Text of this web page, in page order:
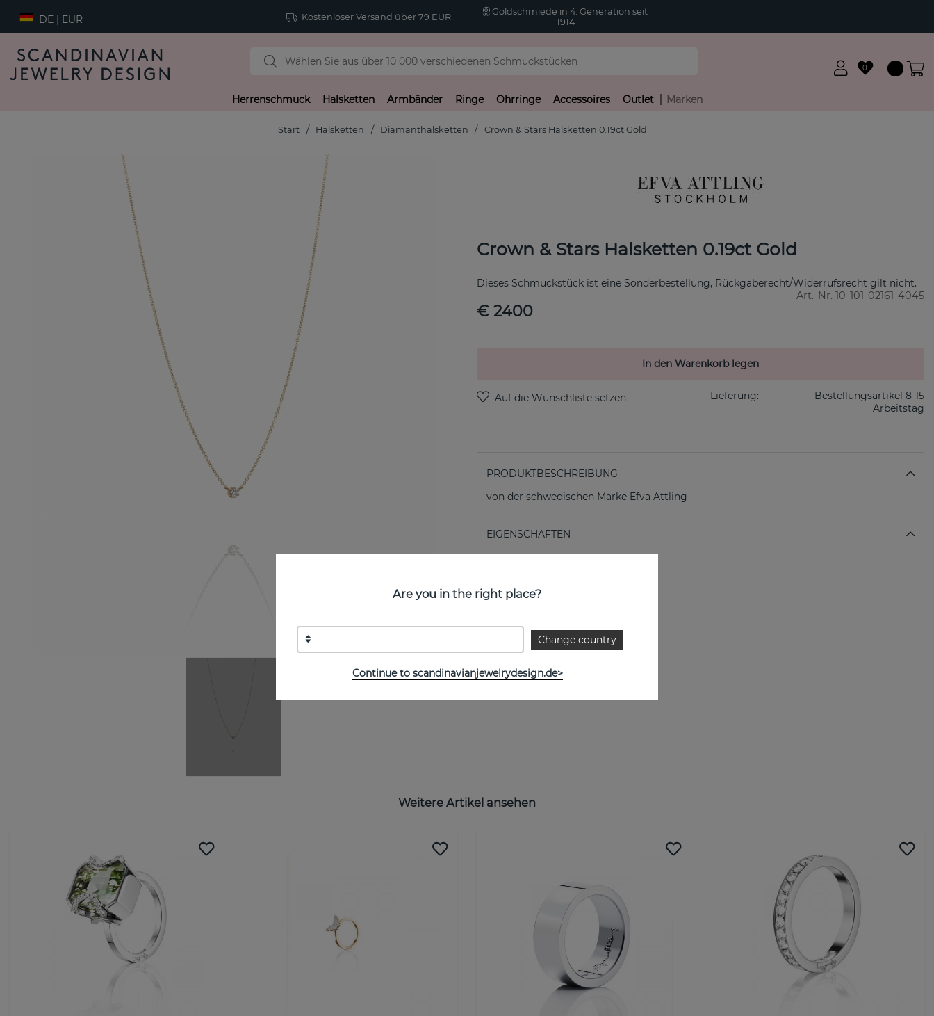
DE | EUR Kostenloser Versand über 79 EUR
Goldschmiede in 4. Generation seit
1914
0
Herrenschmuck Halsketten Armbänder Ringe Ohrringe Accessoires Outlet Marken
Start Halsketten Diamanthalsketten Crown & Stars Halsketten 0.19ct Gold
Crown & Stars Halsketten 0.19ct Gold
Dieses Schmuckstück ist eine Sonderbestellung, Rückgaberecht/Widerrufsrecht gilt nicht.
Art.-Nr. 10-101-02161-4045
€ 2400
In den Warenkorb legen
Lieferung:
Bestellungsartikel 8-15
Arbeitstag
PRODUKTBESCHREIBUNG
von der schwedischen Marke Efva Attling
EIGENSCHAFTEN
Weitere Artikel ansehen
Are you in the right place?
Change country
Continue to scandinavianjewelrydesign.de>